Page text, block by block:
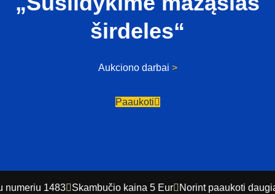
širdeles“
Aukciono darbai >
Paaukoti
1483 Skambučio kaina 5 Eur Norint paaukoti